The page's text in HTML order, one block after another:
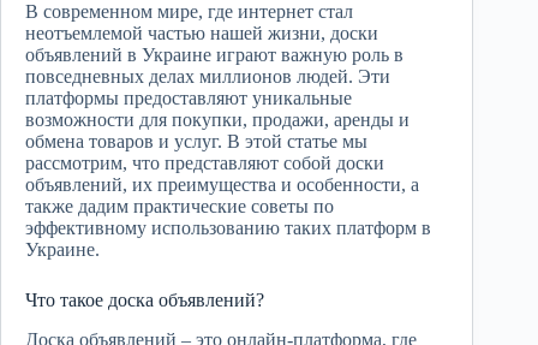
В современном мире, где интернет стал
неотъемлемой частью нашей жизни, доски
объявлений в Украине играют важную роль в
повседневных делах миллионов людей. Эти
платформы предоставляют уникальные
возможности для покупки, продажи, аренды и
обмена товаров и услуг. В этой статье мы
рассмотрим, что представляют собой доски
объявлений, их преимущества и особенности, а
также дадим практические советы по
эффективному использованию таких платформ в
Украине.
Что такое доска объявлений?
Доска объявлений – это онлайн-платформа, где